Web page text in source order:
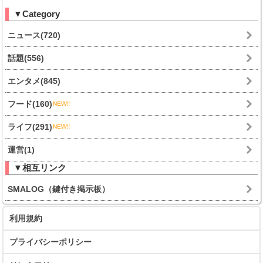
▼Category
ニュース(720)
話題(556)
エンタメ(845)
フード(160)
ライフ(291)
運営(1)
▼相互リンク
SMALOG（鍵付き掲示板）
利用規約
プライバシーポリシー